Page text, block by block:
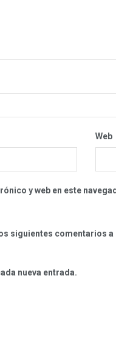
Web
y web en este
siguientes comentarios a
nueva entrada.